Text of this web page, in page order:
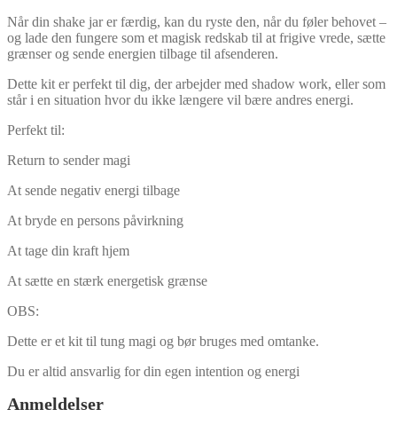
Når din shake jar er færdig, kan du ryste den, når du føler behovet –
og lade den fungere som et magisk redskab til at frigive vrede, sætte
grænser og sende energien tilbage til afsenderen.
Dette kit er perfekt til dig, der arbejder med shadow work, eller som
står i en situation hvor du ikke længere vil bære andres energi.
Perfekt til:
Return to sender magi
At sende negativ energi tilbage
At bryde en persons påvirkning
At tage din kraft hjem
At sætte en stærk energetisk grænse
OBS:
Dette er et kit til tung magi og bør bruges med omtanke.
Du er altid ansvarlig for din egen intention og energi
Anmeldelser